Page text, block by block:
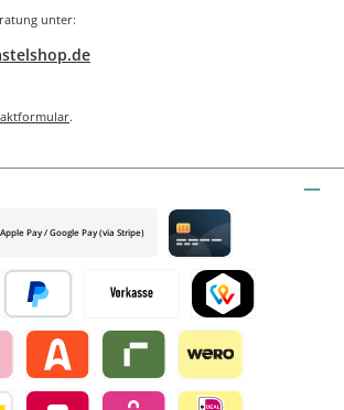
unter:
.
Vorkasse TWINT by mollie
mollie
Alma by mollieRiverty by mollie
Wero
Apple Pay / Google Pay (via Stripe)
Credit card by mollie
Später bezahlen